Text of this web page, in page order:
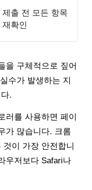
제출 전 모든 항목
재확인
을 구체적으로 짚어
수가 발생하는 지
.
러를 사용하면 페이
가 많습니다. 크롬
이 가장 안전합니
우저보다 Safari나